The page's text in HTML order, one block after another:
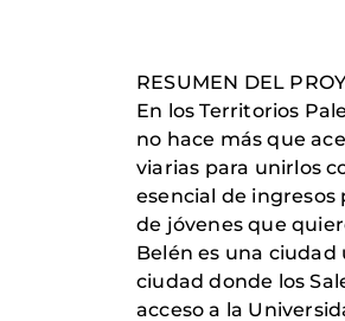
RESUMEN DEL
En los Territorios
no hace más que
viarias para unirlos
esencial de
de jóvenes que
Belén es una ciudad
ciudad donde los
acceso a la